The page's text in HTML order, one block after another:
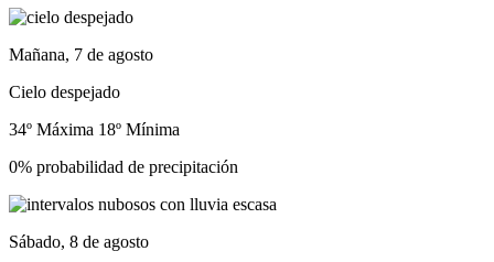
Mañana, 7 de agosto
Cielo despejado
34º Máxima 18º Mínima
0% probabilidad de precipitación
Sábado, 8 de agosto